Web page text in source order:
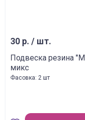
30 р. / шт.
Подвеска резина
микс
Фасовка: 2 шт